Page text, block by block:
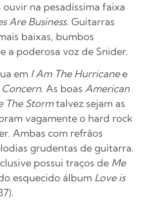
na pesadíssima faixa
Are Business. Guitarras
baixas, bumbos
a poderosa voz de Snider.
em I Am The Hurricanee
Concern. As boas American
The Stormtalvez sejam as
vagamente o hard rock
Ambas com refrâos
grudentas de guitarra.
possui traços de Me
esquecido álbum Love is